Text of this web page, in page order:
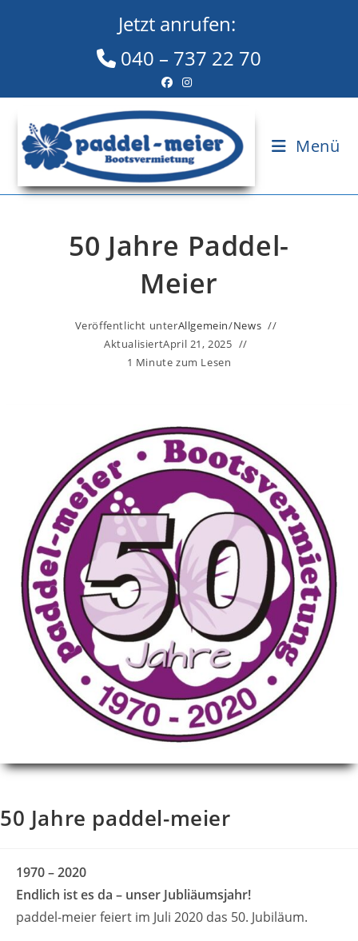
Jetzt anrufen:
040 – 737 22 70
Menü
50 Jahre Paddel-
Meier
Veröffentlicht unterAllgemein/News
AktualisiertApril 21, 2025
1 Minute zum Lesen
50 Jahre paddel-meier
1970 – 2020
Endlich ist es da – unser Jubliäumsjahr!
paddel-meier feiert im Juli 2020 das 50. Jubiläum.